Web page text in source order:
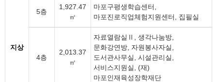
지상
5층
1,927.47
㎡
마포구평생학습센터,
마포진로직업체험지원센터, 집필실
4층
2,013.37
㎡
자료열람실Ⅱ, 생각나눔방,
문화강연방, 자원봉사자실,
도서관사무실, 시설관리실,
서비스지원실, (재)
마포인재육성장학재단